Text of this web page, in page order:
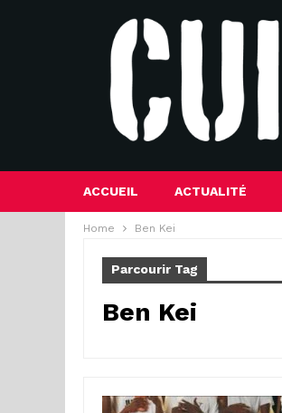
ACCUEIL ACTUALITÉ
Home Ben Kei
Parcourir Tag
Ben Kei